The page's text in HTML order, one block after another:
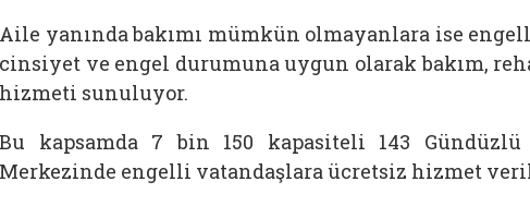
Aile yanında bakımı mümkün olmayanlara ise
cinsiyet ve engel durumuna uygun olarak bakım,
hizmeti sunuluyor.
Bu kapsamda 7 bin 150 kapasiteli 143 Gündüzlü
Merkezinde engelli vatandaşlara ücretsiz hizmet